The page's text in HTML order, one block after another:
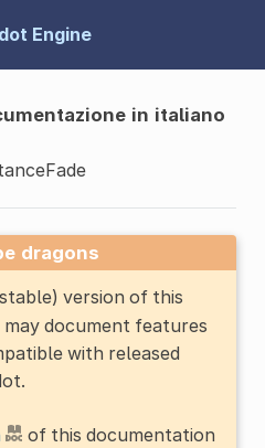
Engine
in italiano
dragons
version of this
document features
with released
of this documentation